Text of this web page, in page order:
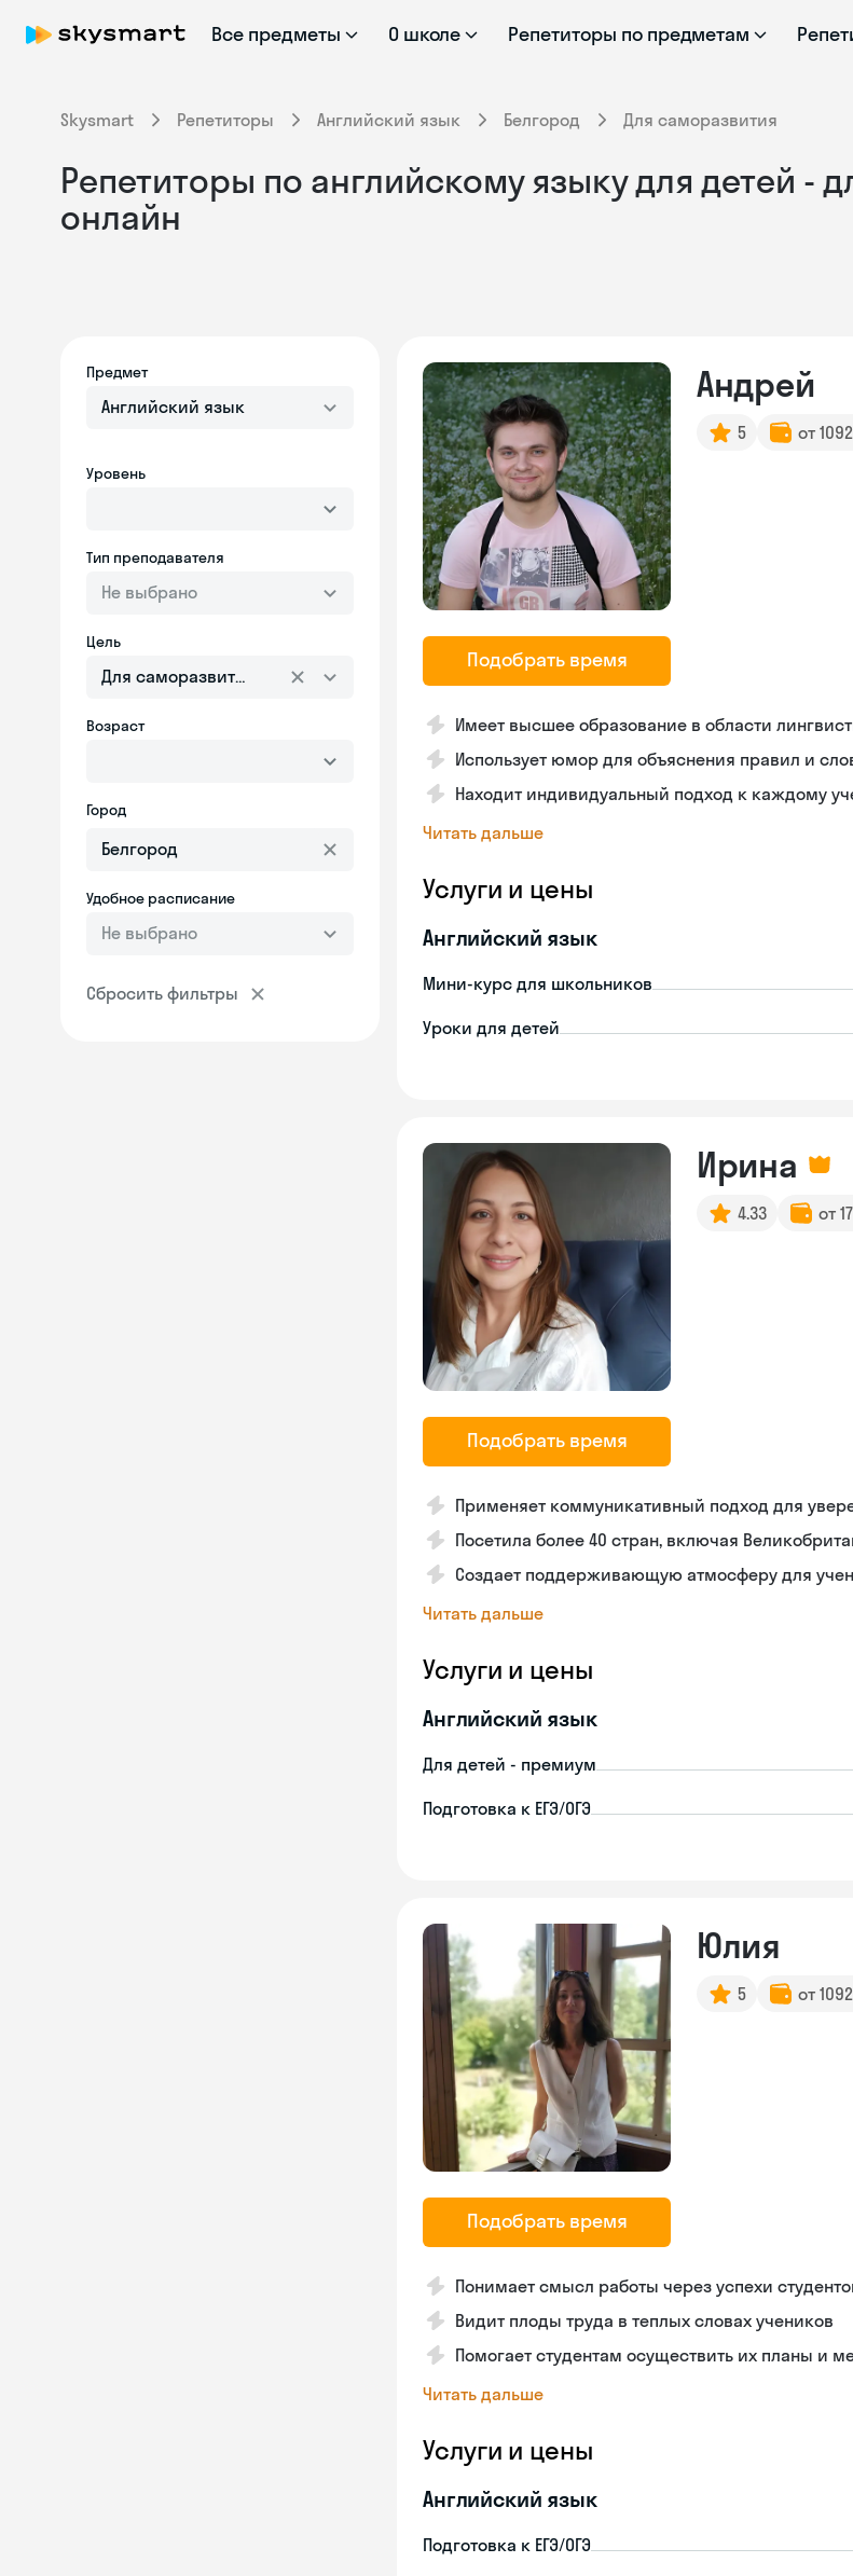
Все предметы О школе Репетиторы по предметам
Skysmart Репетиторы Английский язык Белгород Для саморазвития
Репетиторы по английскому языку для детей -
онлайн
Предмет
Английский язык
Уровень
Тип преподавателя
Не выбрано
Цель
Для саморазвития
Возраст
Город
Удобное расписание
Не выбрано
Сбросить фильтры
Подобрать время
Андрей
5 от
Имеет высшее образование в области
Использует юмор для объяснения правил и
Находит индивидуальный подход к каждому
Читать дальше
Услуги и цены
Английский язык
Мини-курс для школьников
Уроки для детей
Подобрать время
Ирина
4.33 от
Применяет коммуникативный подход для
Посетила более 40 стран, включая
Создает поддерживающую атмосферу для
Читать дальше
Услуги и цены
Английский язык
Для детей - премиум
Подготовка к ЕГЭ/ОГЭ
Подобрать время
Юлия
5 от
Понимает смысл работы через успехи
Видит плоды труда в теплых словах учеников
Помогает студентам осуществить их планы и
Читать дальше
Услуги и цены
Английский язык
Подготовка к ЕГЭ/ОГЭ